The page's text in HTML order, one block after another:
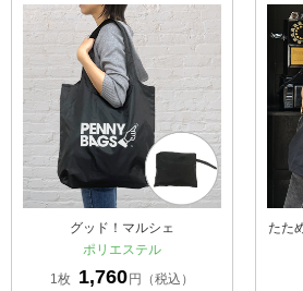
グッド！マルシェ
ポリエステル
1枚 1,760円（税込）
たた